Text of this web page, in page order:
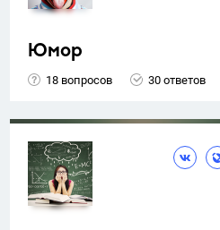
Юмор
18 вопросов 30 ответов